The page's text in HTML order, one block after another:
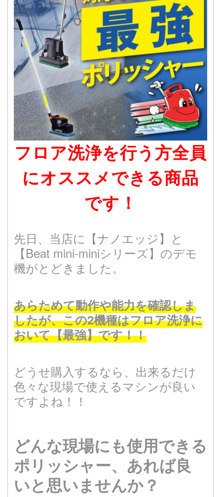
フロア洗浄を行う方全員
にオススメできる商品
です！
先日、当店に【ナノエッジ】と
【Beat mini-miniシリーズ】のデモ
機がとどきました。
あらためて動作や能力を確認しま
したが、この2機種はフロア洗浄に
おいて【最強】です！！
どうせ購入するなら、出来るだけ
色々な現場で使えるマシンが良い
ですよね！！
どんな現場にも使用できる
ポリッシャー、あれば良
いと思いませんか？